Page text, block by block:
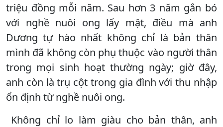
triệu đồng mỗi năm. Sau hơn 3 năm gắn bó
với nghề nuôi ong lấy mật, điều mà anh
Dương tự hào nhất không chỉ là bản thân
mình đã không còn phụ thuộc vào người thân
trong mọi sinh hoạt thường ngày; giờ đây,
anh còn là trụ cột trong gia đình với thu nhập
ổn định từ nghề nuôi ong.
Không chỉ lo làm giàu cho bản thân, anh